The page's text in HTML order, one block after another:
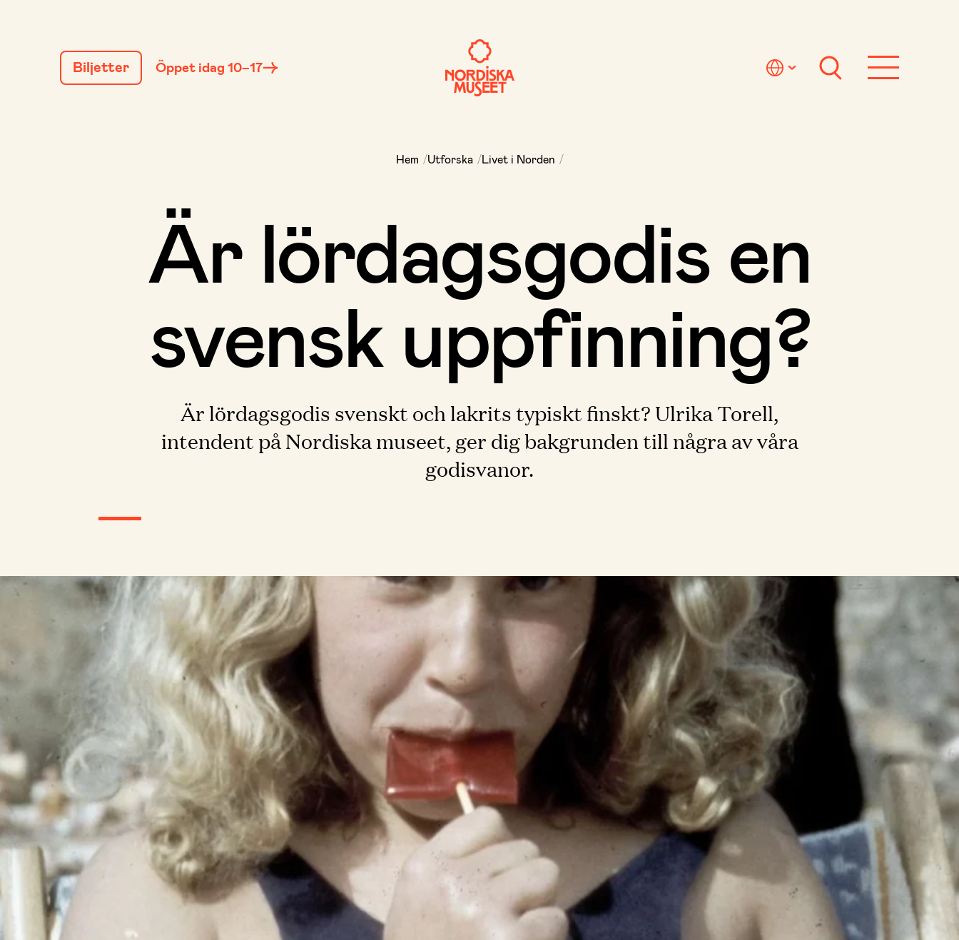
Biljetter Öppet idag 10–17
Hem /Utforska /Livet i Norden /
Är lördagsgodis en
svensk uppfinning?
Är lördagsgodis svenskt och lakrits typiskt finskt? Ulrika Torell,
intendent på Nordiska museet, ger dig bakgrunden till några av våra
godisvanor.